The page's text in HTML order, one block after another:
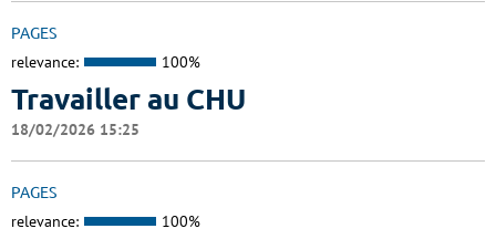
PAGES
relevance: 100%
Travailler au CHU
18/02/2026 15:25
PAGES
relevance: 100%